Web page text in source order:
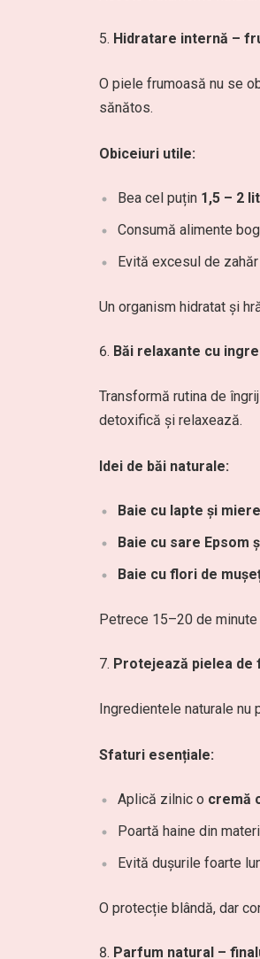
Hidratare internă –
O piele frumoasă nu se
sănătos.
Obiceiuri utile:
Bea cel puțin 1,5 – 2
Consumă alimente
Evită excesul de
Un organism hidratat și
Băi relaxante cu
Transformă rutina de
detoxifică și relaxează.
Idei de băi naturale:
Baie cu lapte și miere
Baie cu sare Epsom
Baie cu flori de
Petrece 15–20 de
Protejează pielea
Ingredientele naturale
Sfaturi esențiale:
Aplică zilnic o cremă
Poartă haine din
Evită dușurile foarte
O protecție blândă, dar
Parfum natural –